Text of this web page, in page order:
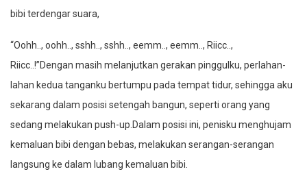
bibi terdengar suara,
“Oohh.., oohh.., sshh.., sshh.., eemm.., eemm.., Riicc..,
Riicc..!”Dengan masih melanjutkan gerakan pinggulku, perlahan-
lahan kedua tanganku bertumpu pada tempat tidur, sehingga aku
sekarang dalam posisi setengah bangun, seperti orang yang
sedang melakukan push-up.Dalam posisi ini, penisku menghujam
kemaluan bibi dengan bebas, melakukan serangan-serangan
langsung ke dalam lubang kemaluan bibi.